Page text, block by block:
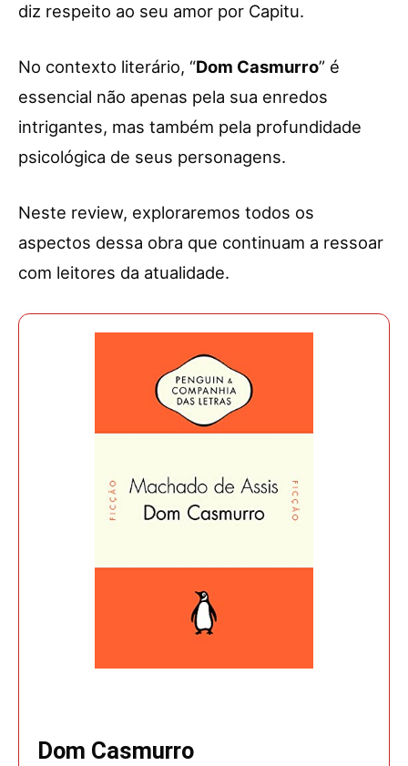
diz respeito ao seu amor por Capitu.
No contexto literário, “Dom Casmurro” é
essencial não apenas pela sua enredos
intrigantes, mas também pela profundidade
psicológica de seus personagens.
Neste review, exploraremos todos os
aspectos dessa obra que continuam a ressoar
com leitores da atualidade.
Dom Casmurro